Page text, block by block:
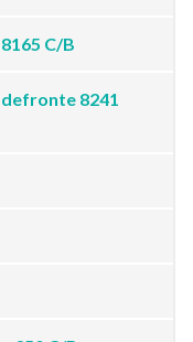
C/B
defronte 8241